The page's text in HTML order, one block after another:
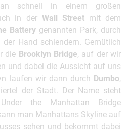
schnell in einem großen
in der Wall Streetmit dem
Batterygenannten Park, durch
Hand schlendern. Gemütlich
die Brooklyn Bridge, auf der wir
und dabei die Aussicht auf uns
laufen wir dann durch Dumbo,
der Stadt. Der Name steht
the Manhattan Bridge
man Manhattans Skyline auf
sehen und bekommt dabei